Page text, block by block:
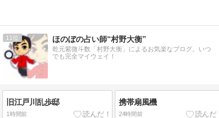
11 ほのぼの占い師“村野大衡”
乾元紫微斗数「村野大衡」によるお気楽なブログ。いつ
でも完全マイウェイ！
旧江戸川乱歩邸
1時間前
携帯扇風機
24時間前